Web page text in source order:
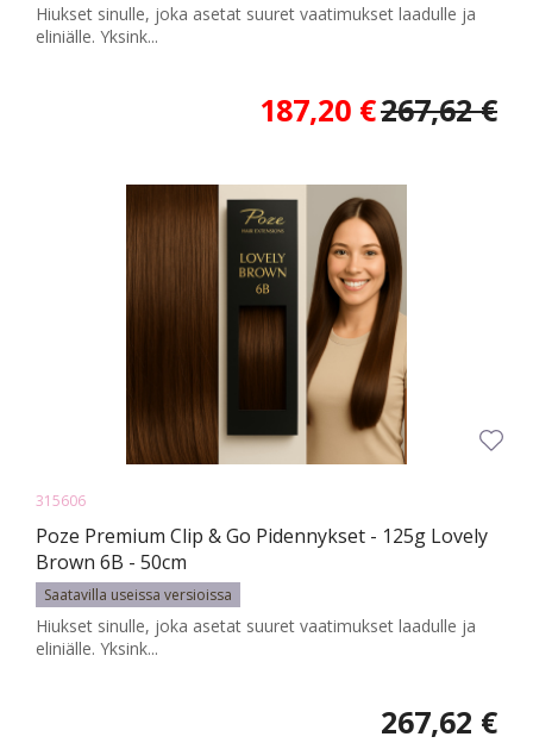
Hiukset sinulle, joka asetat suuret vaatimukset laadulle ja
eliniälle. Yksink...
187,20 €267,62 €
315606
Poze Premium Clip & Go Pidennykset - 125g Lovely
Brown 6B - 50cm
Saatavilla useissa versioissa
Hiukset sinulle, joka asetat suuret vaatimukset laadulle ja
eliniälle. Yksink...
267,62 €